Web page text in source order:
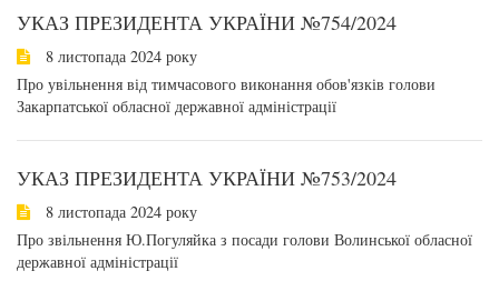
УКАЗ ПРЕЗИДЕНТА УКРАЇНИ №754/2024
8 листопада 2024 року
Про увільнення від тимчасового виконання обов'язків голови
Закарпатської обласної державної адміністрації
УКАЗ ПРЕЗИДЕНТА УКРАЇНИ №753/2024
8 листопада 2024 року
Про звільнення Ю.Погуляйка з посади голови Волинської обласної
державної адміністрації